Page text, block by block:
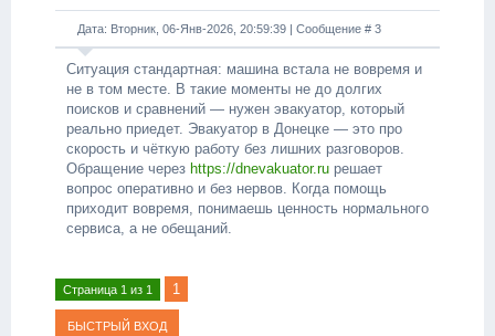
Дата: Вторник, 06-Янв-2026, 20:59:39 | Сообщение # 3
Ситуация стандартная: машина встала не вовремя и
не в том месте. В такие моменты не до долгих
поисков и сравнений — нужен эвакуатор, который
реально приедет. Эвакуатор в Донецке — это про
скорость и чёткую работу без лишних разговоров.
Обращение через https://dnevakuator.ru решает
вопрос оперативно и без нервов. Когда помощь
приходит вовремя, понимаешь ценность нормального
сервиса, а не обещаний.
Страница 1 из 1 1